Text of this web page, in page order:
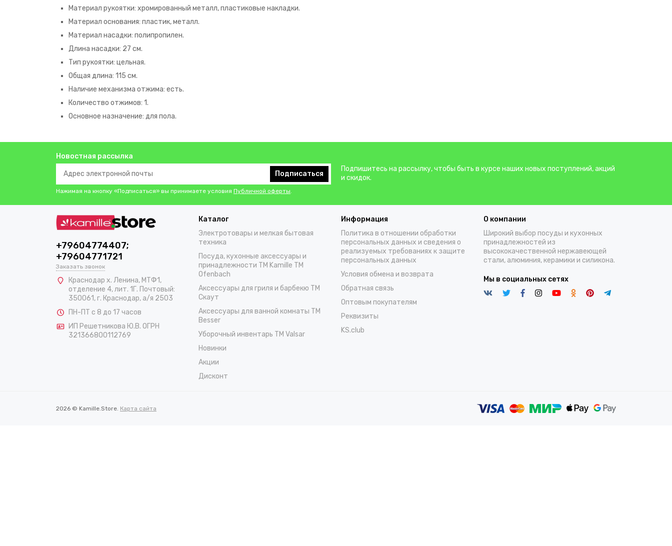
Материал рукоятки: хромированный металл, пластиковые накладки.
Материал основания: пластик, металл.
Материал насадки: полипропилен.
Длина насадки: 27 см.
Тип рукоятки: цельная.
Общая длина: 115 см.
Наличие механизма отжима: есть.
Количество отжимов: 1.
Основное назначение: для пола.
Новостная рассылка
Подписаться
Нажимая на кнопку «Подписаться» вы принимаете условия Публичной оферты.
Подпишитесь на рассылку, чтобы быть в курсе наших новых поступлений, акций
и скидок.
+79604774407;
+79604771721
Заказать звонок
Краснодар х. Ленина, МТФ1,
отделение 4, лит. 1Г. Почтовый:
350061, г. Краснодар, а/я 2503
ПН-ПТ с 8 до 17 часов
ИП Решетникова Ю.В. ОГРН
321366800112769
Каталог
Электротовары и мелкая бытовая
техника
Посуда, кухонные аксессуары и
принадлежности TM Kamille TM
Ofenbach
Аксессуары для гриля и барбекю TM
Скаут
Аксессуары для ванной комнаты TM
Besser
Уборочный инвентарь TM Valsar
Новинки
Акции
Дисконт
Информация
Политика в отношении обработки
персональных данных и сведения о
реализуемых требованиях к защите
персональных данных
Условия обмена и возврата
Обратная связь
Оптовым покупателям
Реквизиты
KS.club
О компании
Широкий выбор посуды и кухонных
принадлежностей из
высококачественной нержавеющей
стали, алюминия, керамики и силикона.
Мы в социальных сетях
2026 © Kamille.Store. Карта сайта